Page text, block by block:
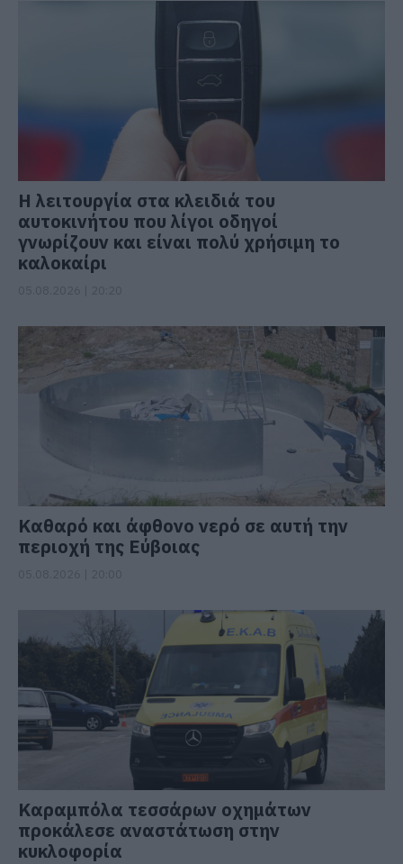
Η λειτουργία στα κλειδιά του
αυτοκινήτου που λίγοι οδηγοί
γνωρίζουν και είναι πολύ χρήσιμη το
καλοκαίρι
Καθαρό και άφθονο νερό σε αυτή την
περιοχή της Εύβοιας
Καραμπόλα τεσσάρων οχημάτων
προκάλεσε αναστάτωση στην
κυκλοφορία